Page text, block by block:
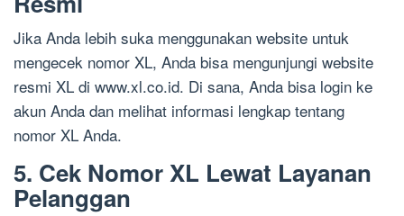
Jika Anda lebih suka menggunakan website untuk
mengecek nomor XL, Anda bisa mengunjungi website
resmi XL di www.xl.co.id. Di sana, Anda bisa login ke
akun Anda dan melihat informasi lengkap tentang
nomor XL Anda.
5. Cek Nomor XL Lewat Layanan
Pelanggan